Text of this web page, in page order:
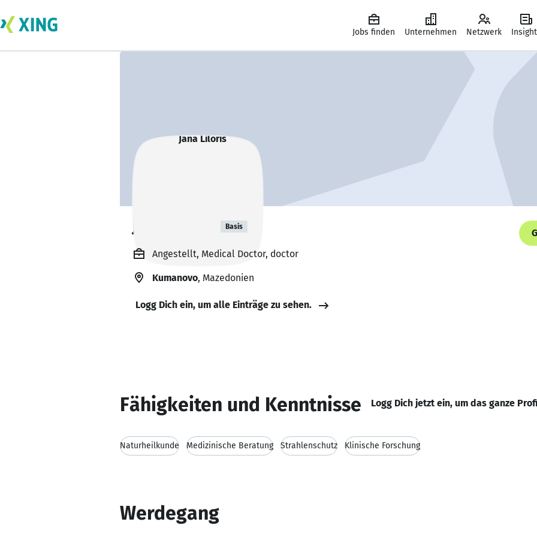
Jobs finden Unternehmen Netzwerk
Jana Liloris Basis
Angestellt, Medical Doctor, doctor
Kumanovo, Mazedonien
Logg Dich ein, um alle Einträge zu sehen.
Fähigkeiten und Kenntnisse Logg Dich jetzt ein, um das ganze
Naturheilkunde Medizinische Beratung Strahlenschutz Klinische Forschung
Werdegang